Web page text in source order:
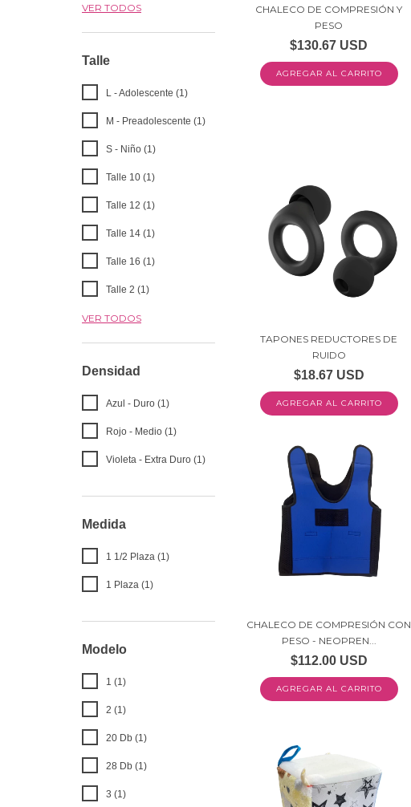
VER TODOS
Talle
L - Adolescente (1)
M - Preadolescente (1)
S - Niño (1)
Talle 10 (1)
Talle 12 (1)
Talle 14 (1)
Talle 16 (1)
Talle 2 (1)
VER TODOS
Densidad
Azul - Duro (1)
Rojo - Medio (1)
Violeta - Extra Duro (1)
Medida
1 1/2 Plaza (1)
1 Plaza (1)
Modelo
1 (1)
2 (1)
20 Db (1)
28 Db (1)
3 (1)
CHALECO DE COMPRESIÓN Y
PESO
$130.67 USD
AGREGAR AL CARRITO
TAPONES REDUCTORES DE
RUIDO
$18.67 USD
AGREGAR AL CARRITO
CHALECO DE COMPRESIÓN CON
PESO - NEOPREN...
$112.00 USD
AGREGAR AL CARRITO